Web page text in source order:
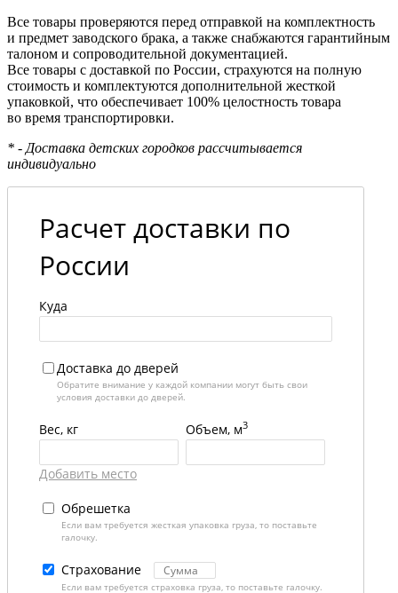
Все товары проверяются перед отправкой на комплектность
и предмет заводского брака, а также снабжаются гарантийным
талоном и сопроводительной документацией.
Все товары с доставкой по России, страхуются на полную
стоимость и комплектуются дополнительной жесткой
упаковкой, что обеспечивает 100% целостность товара
во время транспортировки.
* - Доставка детских городков рассчитывается
индивидуально
Расчет доставки по
России
Куда
Доставка до дверей
Обратите внимание у каждой компании могут быть свои
условия доставки до дверей.
Вес, кг Объем, м3
Добавить место
Обрешетка
Если вам требуется жесткая упаковка груза, то поставьте
галочку.
Страхование
Если вам требуется страховка груза, то поставьте галочку.